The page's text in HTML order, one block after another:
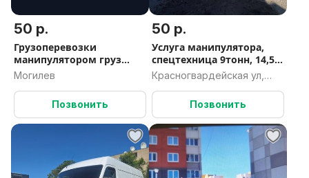
50 р.
Грузоперевозки
манипулятором груз
Могилёв кран
Могилев
Позвонить
50 р.
Услуга манипулятора,
спецтехница 9тонн, 14,5
метров
Красногвардейская ул,
112Д, Брест, город
областного подчинения
Брест, Брестская область
Позвонить